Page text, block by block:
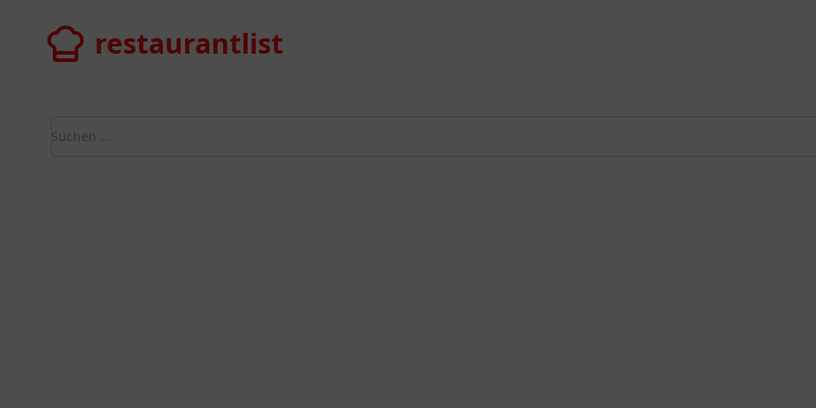
restaurantlistrestaurantlist